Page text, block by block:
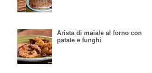
Arista di maiale al forno con
patate e funghi